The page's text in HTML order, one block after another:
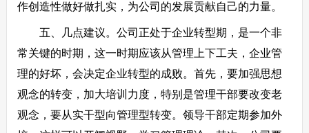
作创造性做好做扎实，为公司的发展贡献自己的力量。
五、几点建议。公司正处于企业转型期，是一个非
常关键的时期，这一时期应该从管理上下工夫，企业管
理的好坏，会决定企业转型的成败。首先，要加强思想
观念的转变，加大培训力度，特别是管理干部要改变老
观念，要从实干型向管理型转变。领导干部定期参加外